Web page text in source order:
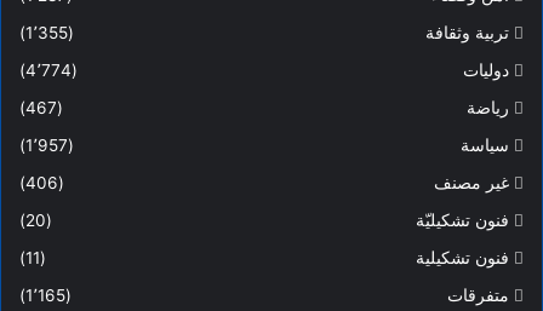
تربية وثقافة
(1٬355)
دوليات
(4٬774)
رياضة
(467)
سياسة
(1٬957)
غير مصنف
(406)
فنون تشكيليّة
(20)
فنون تشكيلية
(11)
متفرقات
(1٬165)